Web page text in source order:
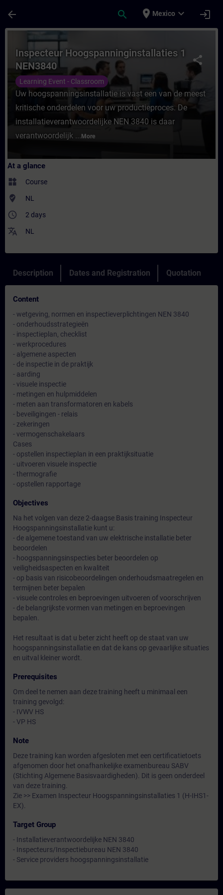
arrow_back search place Mexico expand_more login
Course - Inspecteur
share
Inspecteur Hoogspanninginstallaties 1
NEN3840
Learning Event - Classroom
Uw hoogspanningsinstallatie is vast een van de meest
kritische onderdelen voor uw productieproces. De
installatieverantwoordelijke NEN 3840 is daar
verantwoordelijk ... More
At a glance
widgets Course
where_to_vote NL
access_time 2 days
translate NL
Description Dates and Registration Quotation
Content
- wetgeving, normen en inspectieverplichtingen NEN 3840
- onderhoudsstrategieën
- inspectieplan, checklist
- werkprocedures
- algemene aspecten
- de inspectie in de praktijk
- aarding
- visuele inspectie
- metingen en hulpmiddelen
- meten aan transformatoren en kabels
- beveiligingen - relais
- zekeringen
- vermogenschakelaars
Cases
- opstellen inspectieplan in een praktijksituatie
- uitvoeren visuele inspectie
- thermografie
- opstellen rapportage
Objectives
Na het volgen van deze 2-daagse Basis training Inspecteur
Hoogspanningsinstallatie kunt u:
- de algemene toestand van uw elektrische installatie beter
beoordelen
- hoogspanningsinspecties beter beoordelen op
veiligheidsaspecten en kwaliteit
- op basis van risicobeoordelingen onderhoudsmaatregelen en
termijnen beter bepalen
- visuele controles en beproevingen uitvoeren of voorschrijven
- de belangrijkste vormen van metingen en beproevingen
bepalen.
Het resultaat is dat u beter zicht heeft op de staat van uw
hoogspanningsinstallatie en dat de kans op gevaarlijke situaties
en uitval kleiner wordt.
Prerequisites
Om deel te nemen aan deze training heeft u minimaal een
training gevolgd:
- IVWV HS
- VP HS
Note
Deze training kan worden afgesloten met een certificatietoets
afgenomen door het onafhankelijke examenbureau SABV
(Stichting Algemene Basisvaardigheden). Dit is geen onderdeel
van deze training.
Zie >> Examen Inspecteur Hoogspanningsinstallaties 1 (H-IHS1-
EX).
Target Group
- Installatieverantwoordelijke NEN 3840
- Inspecteurs/Inspectiebureau NEN 3840
- Service providers hoogspanningsinstallatie